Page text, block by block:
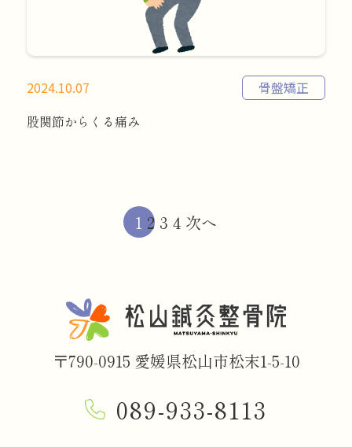
2024.10.07
骨盤矯正
股関節からくる痛み
1 2 3 4 次へ
〒790-0915 愛媛県松山市松末1-5-10
089-933-8113